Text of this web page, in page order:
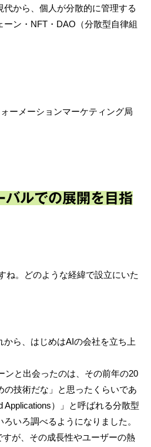
から、個人が分散的に管理する
ン・NFT・DAO（分散型自律組
ーメーションマーケティング局
バルでの展開を目指
ね。どのような経緯で設立にいた
ら、はじめはAIの会社を立ち上
ンと出会ったのは、その前年の20
技術だな」と思ったくらいであ
Applications）」と呼ばれる分散型
いろ調べるようになりました。
が、その成長性やユーザーの熱